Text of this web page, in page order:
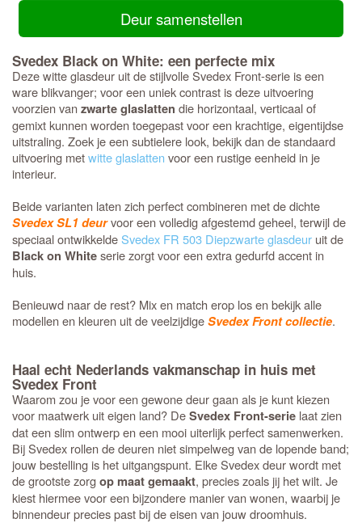
Deur samenstellen
Svedex Black on White: een perfecte mix
Deze witte glasdeur uit de stijlvolle Svedex Front-serie is een
ware blikvanger; voor een uniek contrast is deze uitvoering
voorzien vanzwarte glaslatten die horizontaal, verticaal of
gemixt kunnen worden toegepast voor een krachtige, eigentijdse
uitstraling. Zoek je een subtielere look, bekijk dan de standaard
uitvoering metwitte glaslatten voor een rustige eenheid in je
interieur.
Beide varianten laten zich perfect combineren met de dichte
Svedex SL1 deurvoor een volledig afgestemd geheel, terwijl de
speciaal ontwikkeldeSvedex FR 503 Diepzwarte glasdeur uit de
Black on Whiteserie zorgt voor een extra gedurfd accent in
huis.
Benieuwd naar de rest? Mix en match erop los en bekijk alle
modellen en kleuren uit de veelzijdigeSvedex Front collectie.
Haal echt Nederlands vakmanschap in huis met
Svedex Front
Waarom zou je voor een gewone deur gaan als je kunt kiezen
voor maatwerk uit eigen land? DeSvedex Front-serie laat zien
dat een slim ontwerp en een mooi uiterlijk perfect samenwerken.
Bij Svedex rollen de deuren niet simpelweg van de lopende band;
jouw bestelling is het uitgangspunt. Elke Svedex deur wordt met
de grootste zorgop maat gemaakt, precies zoals jij het wilt. Je
kiest hiermee voor een bijzondere manier van wonen, waarbij je
binnendeur precies past bij de eisen van jouw droomhuis.